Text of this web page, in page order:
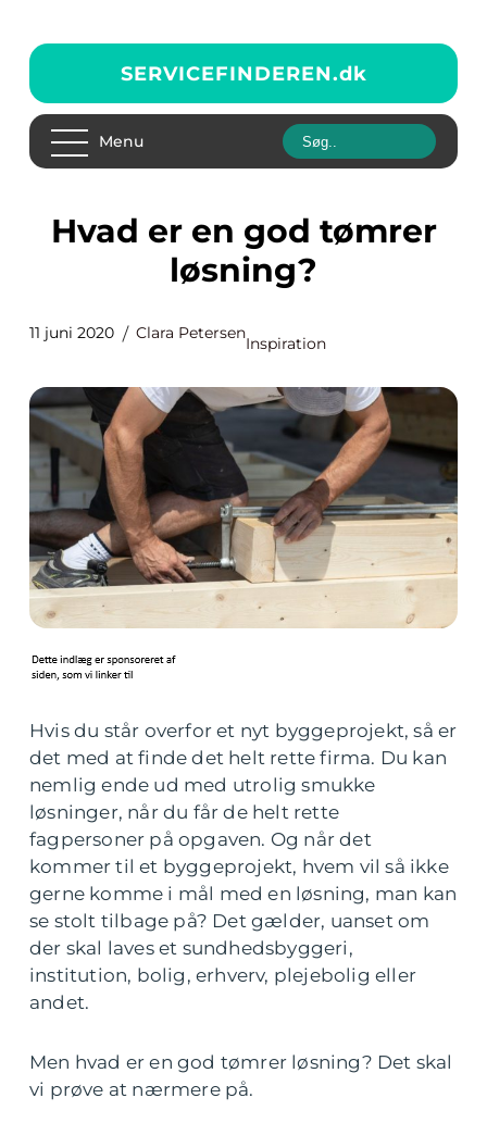
SERVICEFINDEREN.dk
Menu
Hvad er en god tømrer
løsning?
11 juni 2020 Clara Petersen
Inspiration
Hvis du står overfor et nyt byggeprojekt, så er
det med at finde det helt rette firma. Du kan
nemlig ende ud med utrolig smukke
løsninger, når du får de helt rette
fagpersoner på opgaven. Og når det
kommer til et byggeprojekt, hvem vil så ikke
gerne komme i mål med en løsning, man kan
se stolt tilbage på? Det gælder, uanset om
der skal laves et sundhedsbyggeri,
institution, bolig, erhverv, plejebolig eller
andet.
Men hvad er en god tømrer løsning? Det skal
vi prøve at nærmere på.